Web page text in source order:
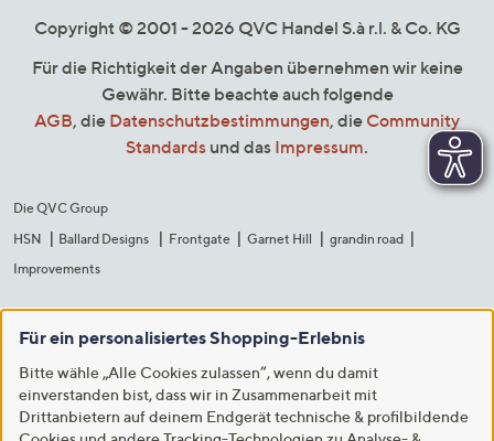
Copyright © 2001 - 2026 QVC Handel S.à r.l. & Co. KG
Für die Richtigkeit der Angaben übernehmen wir keine
Gewähr. Bitte beachte auch folgende
AGB, die Datenschutzbestimmungen, die Community
Standards und das Impressum.
Die QVC Group
HSN
Ballard Designs Frontgate Garnet Hill
grandin road
Improvements
Für ein personalisiertes Shopping-Erlebnis
Bitte wähle „Alle Cookies zulassen“, wenn du damit
einverstanden bist, dass wir in Zusammenarbeit mit
Drittanbietern auf deinem Endgerät technische & profilbildende